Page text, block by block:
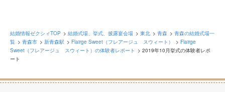
結婚情報ゼクシィTOP 結婚式場、挙式、披露宴会場 東北 青森
青森の結婚式場一
覧
青森市 新青森駅 Flairge Sweet（フレアージュ スウィート）
Flairge
Sweet（フレアージュ スウィート）の体験者レポート
2019年10月挙式の体験者レポ
ート